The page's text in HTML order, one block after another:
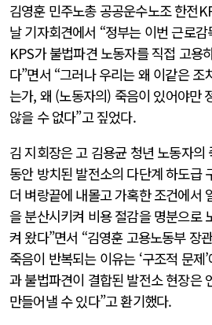
김영훈 민주노총 공공운수노조 한전
날 기자회견에서 “정부는 이번 근로
KPS가 불법파견 노동자를 직접 고용
다”면서 “그러나 우리는 왜 이같은 조
는가, 왜 (노동자의) 죽음이 있어야만
않을 수 없다”고 짚었다.
김 지회장은 고 김용균 청년 노동자의
동안 방치된 발전소의 다단계 하도급
더 벼랑끝에 내몰고 가혹한 조건에서
을 분산시키켜 비용 절감을 명분으로
켜 왔다”면서 “김영훈 고용노동부 장
죽음이 반복되는 이유는 ‘구조적 문제
과 불법파견이 결합된 발전소 현장은
만들어낼 수 있다”고 환기했다.